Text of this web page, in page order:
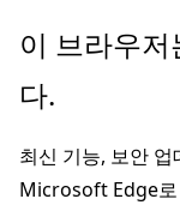
주
콘
츠
로
페
지
탐
색
이 브라우
다.
최신 기능, 보안
Microsoft Edge로